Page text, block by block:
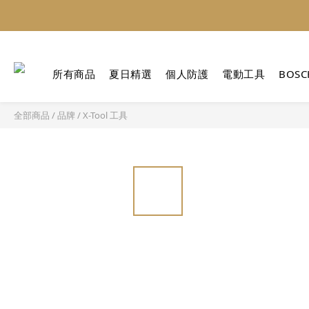
所有商品 夏日精選 個人防護 電動工具
全部商品 /品牌 /X-Tool 工具